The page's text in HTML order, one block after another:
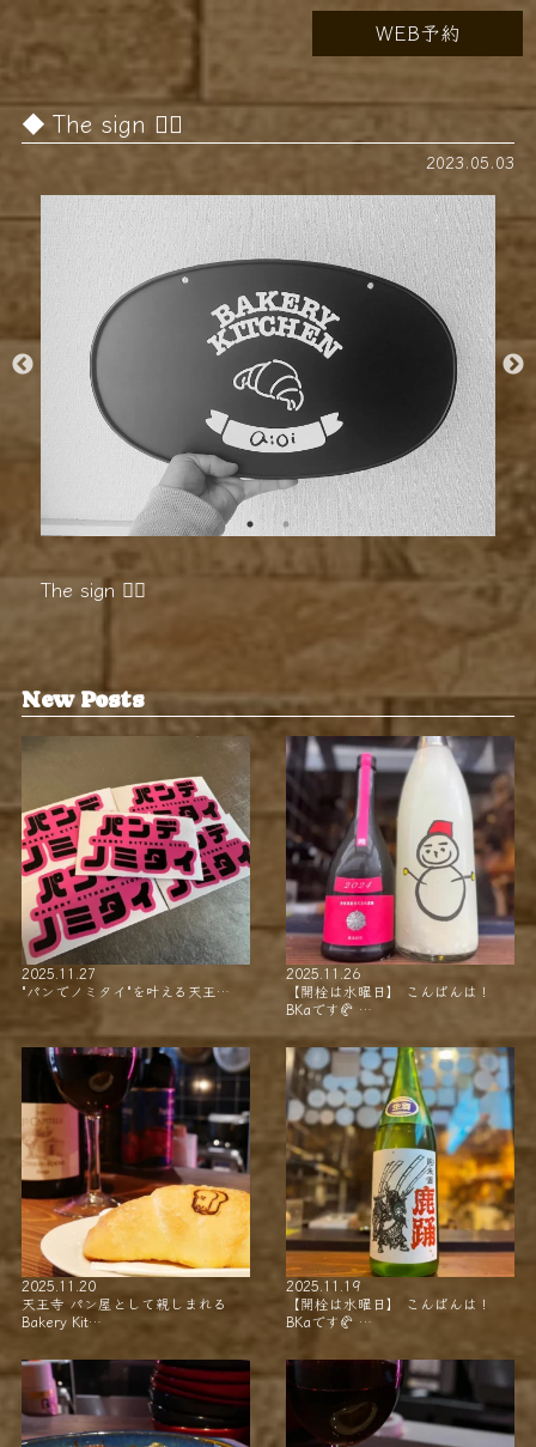
WEB予約
The sign 🪧🏻‍
2023.05.03
The sign 🪧🏻‍
New Posts
2025.11.27
"パンでノミタイ"を叶える天王…
2025.11.26
【開栓は水曜日】 こんばんは！
BKaです🥐 …
2025.11.20
天王寺 パン屋として親しまれる
Bakery Kit…
2025.11.19
【開栓は水曜日】 こんばんは！
BKaです🥐 …